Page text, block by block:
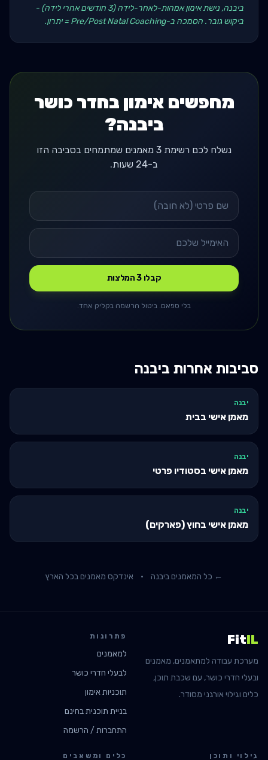
ביבנה, נישת אימון אמהות-לאחר-לידה (3 חודשים אחרי לידה) -
ביקוש גובר. הסמכה ב-Pre/Post Natal Coaching = יתרון.
מחפשים אימון בחדר כושר
ביבנה?
נשלח לכם רשימת 3 מאמנים שמתמחים בסביבה הזו
ב-24 שעות.
קבלו 3 המלצות
בלי ספאם. ביטול הרשמה בקליק אחד.
סביבות אחרות ביבנה
יבנה
מאמן אישי בבית
יבנה
מאמן אישי בסטודיו פרטי
יבנה
מאמן אישי בחוץ (פארקים)
← כל המאמנים ביבנה · אינדקס מאמנים בכל הארץ
FitIL
מערכת עבודה למתאמנים, מאמנים
ובעלי חדרי כושר, עם שכבת תוכן,
כלים וגילוי אורגני מסודר.
פתרונות
למאמנים
לבעלי חדרי כושר
תוכניות אימון
בניית תוכנית בחינם
התחברות / הרשמה
גילוי ותוכן כלים ומשאבים